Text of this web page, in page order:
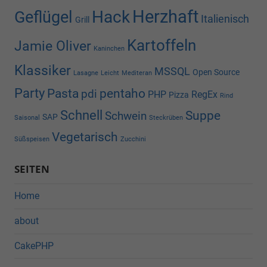
Geflügel Grill HackHerzhaft Italienisch
Jamie Oliver Kaninchen Kartoffeln
Klassiker Lasagne Leicht Mediteran MSSQL Open Source
Party Pasta pdi pentaho PHP Pizza RegEx Rind
Saisonal SAP Schnell Schwein Steckrüben Suppe
Süßspeisen Vegetarisch Zucchini
SEITEN
Home
about
CakePHP